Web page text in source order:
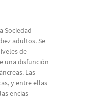
Sociedad
adultos. Se
de
una disfunción
Las
y entre ellas
encías—